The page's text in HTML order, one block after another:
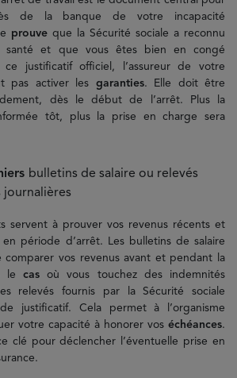
de la banque de votre incapacité
prouve que la Sécurité sociale a reconnu
et que vous êtes bien en congé
ce justificatif officiel, l’assureur de votre
pas activer les garanties. Elle doit être
dès le début de l’arrêt. Plus la
tôt, plus la prise en charge sera
bulletins de salaire ou relevés
journalières
servent à prouver vos revenus récents et
en période d’arrêt. Les bulletins de salaire
vos revenus avant et pendant la
le cas où vous touchez des indemnités
relevés fournis par la Sécurité sociale
justificatif. Cela permet à l’organisme
votre capacité à honorer vos échéances.
clé pour déclencher l’éventuelle prise en